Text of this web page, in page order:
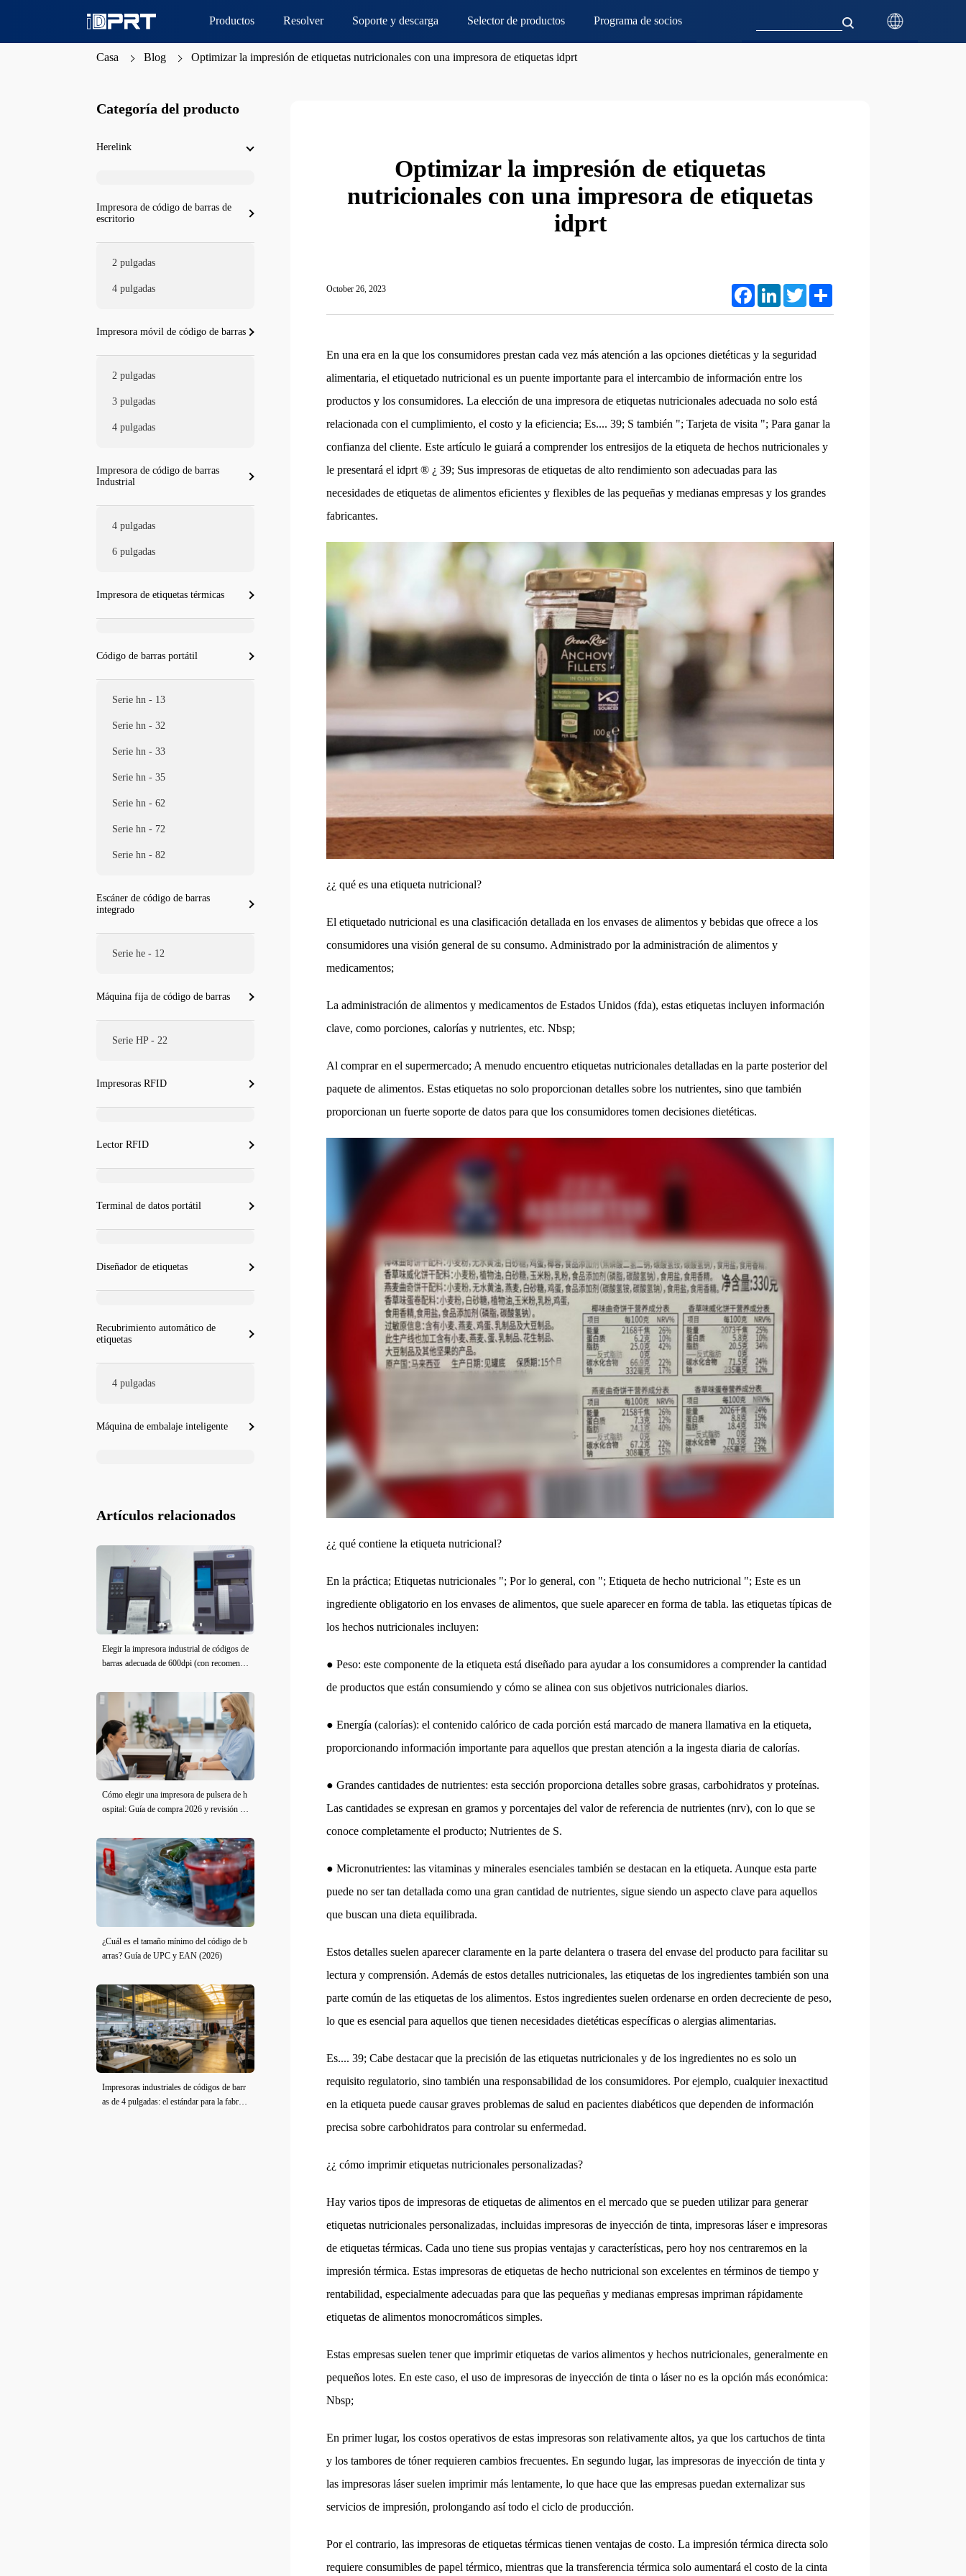
Productos Resolver Soporte y descarga Selector de productos Programa de socios
Casa Blog Optimizar la impresión de etiquetas nutricionales con una impresora de etiquetas idprt
Optimizar la impresión de etiquetas
nutricionales con una impresora de etiquetas
idprt
October 26, 2023 FacebookLinkedIn Twitter
En una era en la que los consumidores prestan cada vez más atención a las opciones dietéticas y la seguridad
alimentaria, el etiquetado nutricional es un puente importante para el intercambio de información entre los
productos y los consumidores. La elección de una impresora de etiquetas nutricionales adecuada no solo está
relacionada con el cumplimiento, el costo y la eficiencia; Es.... 39; S también "; Tarjeta de visita "; Para ganar la
confianza del cliente. Este artículo le guiará a comprender los entresijos de la etiqueta de hechos nutricionales y
le presentará el idprt ® ¿ 39; Sus impresoras de etiquetas de alto rendimiento son adecuadas para las
necesidades de etiquetas de alimentos eficientes y flexibles de las pequeñas y medianas empresas y los grandes
fabricantes.
¿¿ qué es una etiqueta nutricional?
El etiquetado nutricional es una clasificación detallada en los envases de alimentos y bebidas que ofrece a los
consumidores una visión general de su consumo. Administrado por la administración de alimentos y
medicamentos;
La administración de alimentos y medicamentos de Estados Unidos (fda), estas etiquetas incluyen información
clave, como porciones, calorías y nutrientes, etc. Nbsp;
Al comprar en el supermercado; A menudo encuentro etiquetas nutricionales detalladas en la parte posterior del
paquete de alimentos. Estas etiquetas no solo proporcionan detalles sobre los nutrientes, sino que también
proporcionan un fuerte soporte de datos para que los consumidores tomen decisiones dietéticas.
¿¿ qué contiene la etiqueta nutricional?
En la práctica; Etiquetas nutricionales "; Por lo general, con "; Etiqueta de hecho nutricional "; Este es un
ingrediente obligatorio en los envases de alimentos, que suele aparecer en forma de tabla. las etiquetas típicas de
los hechos nutricionales incluyen:
● Peso: este componente de la etiqueta está diseñado para ayudar a los consumidores a comprender la cantidad
de productos que están consumiendo y cómo se alinea con sus objetivos nutricionales diarios.
● Energía (calorías): el contenido calórico de cada porción está marcado de manera llamativa en la etiqueta,
proporcionando información importante para aquellos que prestan atención a la ingesta diaria de calorías.
● Grandes cantidades de nutrientes: esta sección proporciona detalles sobre grasas, carbohidratos y proteínas.
Las cantidades se expresan en gramos y porcentajes del valor de referencia de nutrientes (nrv), con lo que se
conoce completamente el producto; Nutrientes de S.
● Micronutrientes: las vitaminas y minerales esenciales también se destacan en la etiqueta. Aunque esta parte
puede no ser tan detallada como una gran cantidad de nutrientes, sigue siendo un aspecto clave para aquellos
que buscan una dieta equilibrada.
Estos detalles suelen aparecer claramente en la parte delantera o trasera del envase del producto para facilitar su
lectura y comprensión. Además de estos detalles nutricionales, las etiquetas de los ingredientes también son una
parte común de las etiquetas de los alimentos. Estos ingredientes suelen ordenarse en orden decreciente de peso,
lo que es esencial para aquellos que tienen necesidades dietéticas específicas o alergias alimentarias.
Es.... 39; Cabe destacar que la precisión de las etiquetas nutricionales y de los ingredientes no es solo un
requisito regulatorio, sino también una responsabilidad de los consumidores. Por ejemplo, cualquier inexactitud
en la etiqueta puede causar graves problemas de salud en pacientes diabéticos que dependen de información
precisa sobre carbohidratos para controlar su enfermedad.
¿¿ cómo imprimir etiquetas nutricionales personalizadas?
Hay varios tipos de impresoras de etiquetas de alimentos en el mercado que se pueden utilizar para generar
etiquetas nutricionales personalizadas, incluidas impresoras de inyección de tinta, impresoras láser e impresoras
de etiquetas térmicas. Cada uno tiene sus propias ventajas y características, pero hoy nos centraremos en la
impresión térmica. Estas impresoras de etiquetas de hecho nutricional son excelentes en términos de tiempo y
rentabilidad, especialmente adecuadas para que las pequeñas y medianas empresas impriman rápidamente
etiquetas de alimentos monocromáticos simples.
Estas empresas suelen tener que imprimir etiquetas de varios alimentos y hechos nutricionales, generalmente en
pequeños lotes. En este caso, el uso de impresoras de inyección de tinta o láser no es la opción más económica:
Nbsp;
En primer lugar, los costos operativos de estas impresoras son relativamente altos, ya que los cartuchos de tinta
y los tambores de tóner requieren cambios frecuentes. En segundo lugar, las impresoras de inyección de tinta y
las impresoras láser suelen imprimir más lentamente, lo que hace que las empresas puedan externalizar sus
servicios de impresión, prolongando así todo el ciclo de producción.
Por el contrario, las impresoras de etiquetas térmicas tienen ventajas de costo. La impresión térmica directa solo
requiere consumibles de papel térmico, mientras que la transferencia térmica solo aumentará el costo de la cinta
Categoría del producto
Herelink
Impresora de código de barras de
escritorio
2 pulgadas
4 pulgadas
Impresora móvil de código de barras
2 pulgadas
3 pulgadas
4 pulgadas
Impresora de código de barras
Industrial
4 pulgadas
6 pulgadas
Impresora de etiquetas térmicas
Código de barras portátil
Serie hn - 13
Serie hn - 32
Serie hn - 33
Serie hn - 35
Serie hn - 62
Serie hn - 72
Serie hn - 82
Escáner de código de barras
integrado
Serie he - 12
Máquina fija de código de barras
Serie HP - 22
Impresoras RFID
Lector RFID
Terminal de datos portátil
Diseñador de etiquetas
Recubrimiento automático de
etiquetas
4 pulgadas
Máquina de embalaje inteligente
Artículos relacionados
Elegir la impresora industrial de códigos de
barras adecuada de 600dpi (con recomenda
Cómo elegir una impresora de pulsera de h
ospital: Guía de compra 2026 y revisión de
¿Cuál es el tamaño mínimo del código de b
arras? Guía de UPC y EAN (2026)
Impresoras industriales de códigos de barr
as de 4 pulgadas: el estándar para la fabrica